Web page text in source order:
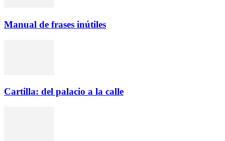
Manual de frases inútiles
Cartilla: del palacio a la calle